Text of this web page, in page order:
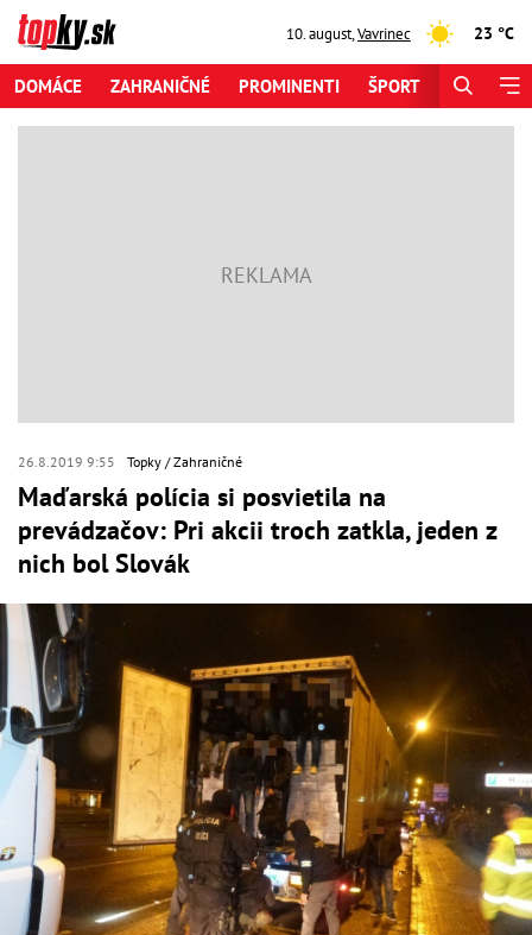
10. august,Vavrinec 23 °C
DOMÁCE ZAHRANIČNÉ PROMINENTI ŠPORT
26.8.2019 9:55 Topky Zahraničné
Maďarská polícia si posvietila na
prevádzačov: Pri akcii troch zatkla, jeden z
nich bol Slovák